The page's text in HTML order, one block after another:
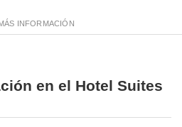
INFORMACIÓN
en el Hotel Suites